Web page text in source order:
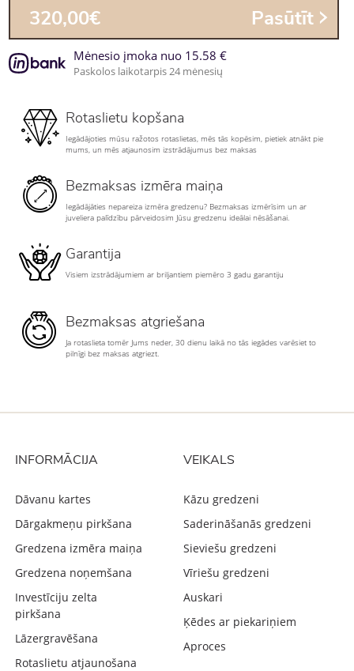
320,00€ Pasūtīt
Mėnesio įmoka nuo 15.58 €
Paskolos laikotarpis 24 mėnesių
Rotaslietu kopšana
Iegādājoties mūsu ražotos rotaslietas, mēs tās kopēsim, pietiek atnākt pie
mums, un mēs atjaunosim izstrādājumus bez maksas
Bezmaksas izmēra maiņa
Iegādājāties nepareiza izmēra gredzenu? Bezmaksas izmērīsim un ar
juveliera palīdzību pārveidosim Jūsu gredzenu ideālai nēsāšanai.
Garantija
Visiem izstrādājumiem ar briljantiem piemēro 3 gadu garantiju
Bezmaksas atgriešana
Ja rotaslieta tomēr Jums neder, 30 dienu laikā no tās iegādes varēsiet to
pilnīgi bez maksas atgriezt.
INFORMĀCIJA
Dāvanu kartes
Dārgakmeņu pirkšana
Gredzena izmēra maiņa
Gredzena noņemšana
Investīciju zelta
pirkšana
Lāzergravēšana
Rotaslietu atjaunošana
VEIKALS
Kāzu gredzeni
Saderināšanās gredzeni
Sieviešu gredzeni
Vīriešu gredzeni
Auskari
Ķēdes ar piekariņiem
Aproces